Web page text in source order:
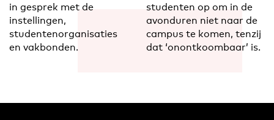
in gesprek met de
instellingen,
studentenorganisaties
en vakbonden.
studenten op om in de
avonduren niet naar de
campus te komen, tenzij
dat ‘onontkoombaar’ is.